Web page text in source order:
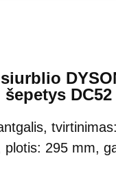
šepetys DC52
plotis: 295 mm,